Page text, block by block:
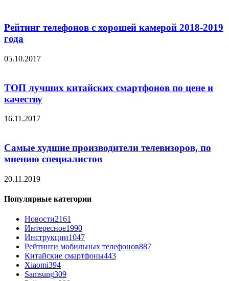
Рейтинг телефонов с хорошей камерой 2018-2019
года
05.10.2017
ТОП лучших китайских смартфонов по цене и
качеству
16.11.2017
Самые худшие производители телевизоров, по
мнению специалистов
20.11.2019
Популярные категории
Новости2161
Интересное1990
Инструкции1047
Рейтинги мобильных телефонов887
Китайские смартфоны443
Xiaomi394
Samsung309